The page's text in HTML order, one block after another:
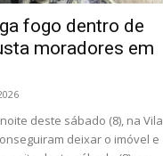
fogo dentro de
moradores em
deste sábado (8), na Vila
deixar o imóvel e